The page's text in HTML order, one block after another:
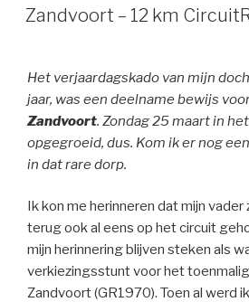
OP
Zandvoort – 12 km
Het verjaardagskado van mijn
jaar, was een deelname bewijs
Zandvoort. Zondag 25 maart in
opgegroeid, dus. Kom ik er nog
in dat rare dorp.
Ik kon me herinneren dat mijn vader
terug ook al eens op het circuit
mijn herinnering blijven steken als
verkiezingsstunt voor het
Zandvoort (GR1970). Toen al werd